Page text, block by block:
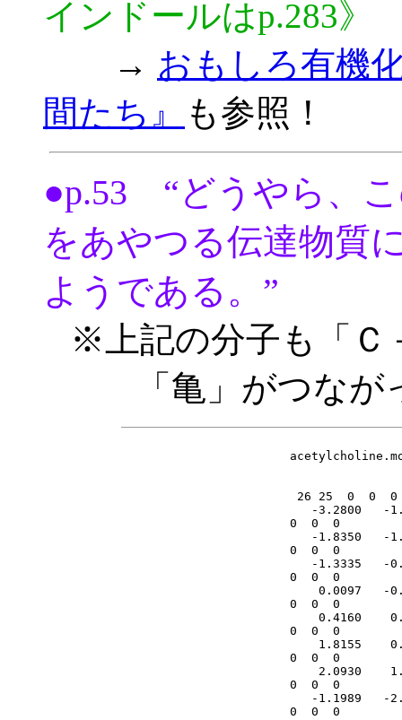
インドールはp.283》
→ おもしろ有機
間たち』
も参照！
●p.53 “どうやら、
をあやつる伝達物質
ようである。”
※上記の分子も「Ｃ
「亀」がつな